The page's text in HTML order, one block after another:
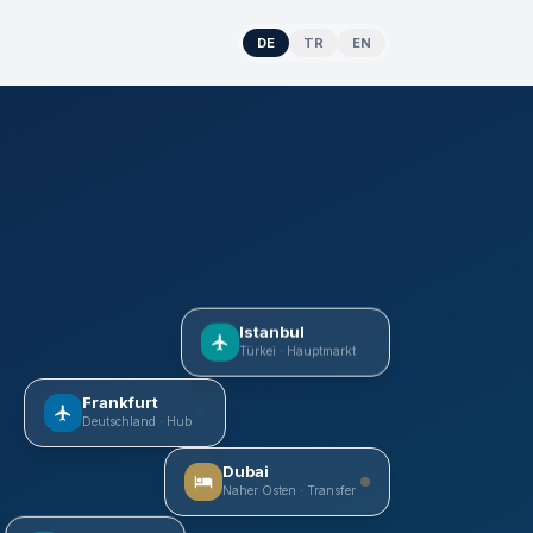
DE TR EN
Istanbul
Türkei · Hauptmarkt
Frankfurt
Deutschland · Hub
Dubai
Naher Osten · Transfer